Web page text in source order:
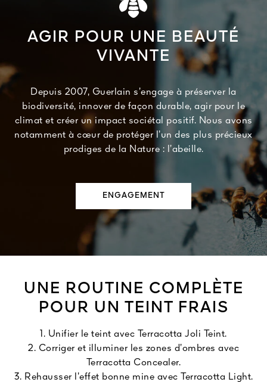
AGIR POUR UNE BEAUTÉ
VIVANTE
Depuis 2007, Guerlain s’engage à préserver la
biodiversité, innover de façon durable, agir pour le
climat et créer un impact sociétal positif. Nous avons
notamment à cœur de protéger l’un des plus précieux
prodiges de la Nature : l’abeille.
ENGAGEMENT
UNE ROUTINE COMPLÈTE
POUR UN TEINT FRAIS
1. Unifier le teint avec Terracotta Joli Teint.
2. Corriger et illuminer les zones d’ombres avec
Terracotta Concealer.
3. Rehausser l’effet bonne mine avec Terracotta Light.